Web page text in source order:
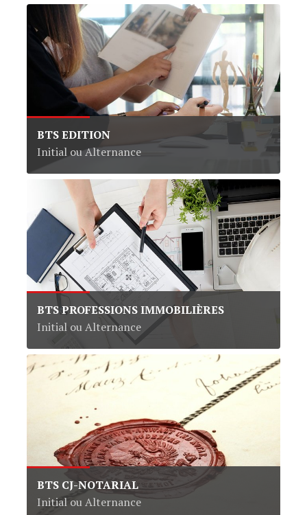
BTS EDITION
Initial ou Alternance
BTS PROFESSIONS IMMOBILIÈRES
Initial ou Alternance
BTS CJ-NOTARIAL
Initial ou Alternance